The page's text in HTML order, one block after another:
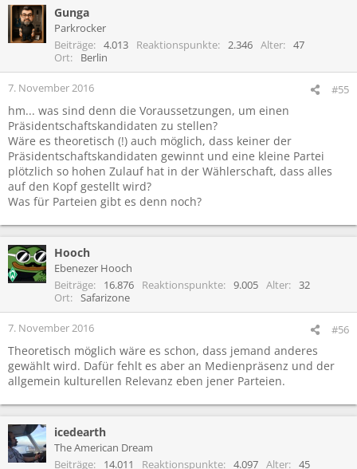
Gunga
Parkrocker
Beiträge
4.013 Reaktionspunkte 2.346 Alter
47
Ort
Berlin
7. November 2016 #55
hm... was sind denn die Voraussetzungen, um einen
Präsidentschaftskandidaten zu stellen?
Wäre es theoretisch (!) auch möglich, dass keiner der
Präsidentschaftskandidaten gewinnt und eine kleine Partei
plötzlich so hohen Zulauf hat in der Wählerschaft, dass alles
auf den Kopf gestellt wird?
Was für Parteien gibt es denn noch?
Hooch
Ebenezer Hooch
Beiträge
16.876 Reaktionspunkte 9.005 Alter
32
Ort
Safarizone
7. November 2016 #56
Theoretisch möglich wäre es schon, dass jemand anderes
gewählt wird. Dafür fehlt es aber an Medienpräsenz und der
allgemein kulturellen Relevanz eben jener Parteien.
icedearth
The American Dream
Beiträge
14.011 Reaktionspunkte 4.097 Alter 45